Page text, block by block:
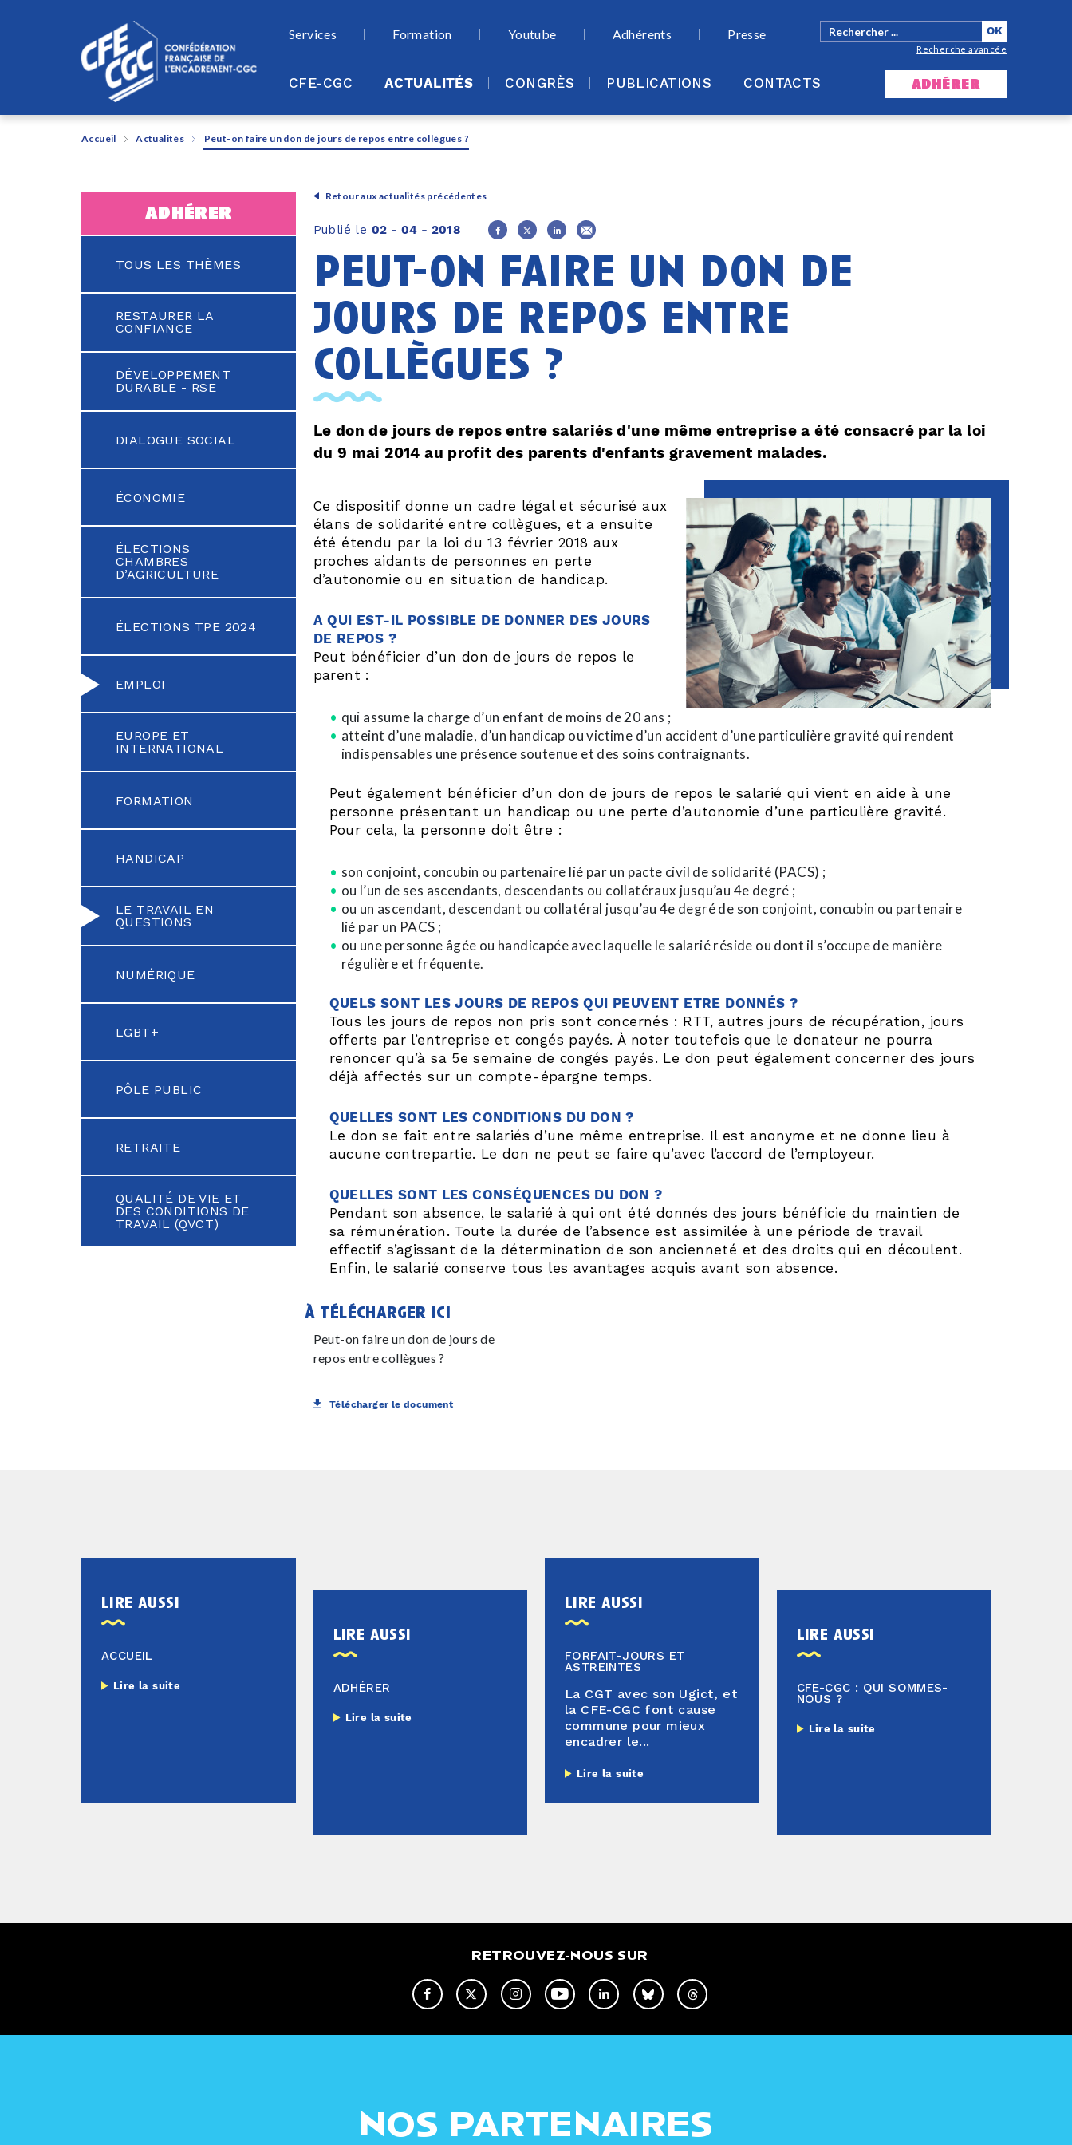
Recherche avancée
CFE-CGC ACTUALITÉS CONGRÈS PUBLICATIONS CONTACTS adhérer
Services Formation Youtube Adhérents Presse
Accueil Actualités Peut-on faire un don de jours de repos entre collègues ?
adhérer
TOUS LES THÈMES
RESTAURER LA
CONFIANCE
DÉVELOPPEMENT
DURABLE - RSE
DIALOGUE SOCIAL
ÉCONOMIE
ÉLECTIONS
CHAMBRES
D’AGRICULTURE
ÉLECTIONS TPE 2024
EMPLOI
EUROPE ET
INTERNATIONAL
FORMATION
HANDICAP
LE TRAVAIL EN
QUESTIONS
NUMÉRIQUE
LGBT+
PÔLE PUBLIC
RETRAITE
QUALITÉ DE VIE ET
DES CONDITIONS DE
TRAVAIL (QVCT)
Retour aux actualités précédentes
Publié le 02 - 04 - 2018
peut-on faire un don de
jours de repos entre
collègues ?
Le don de jours de repos entre salariés d'une même entreprise a été consacré par la loi
du 9 mai 2014 au profit des parents d'enfants gravement malades.
Ce dispositif donne un cadre légal et sécurisé aux
élans de solidarité entre collègues, et a ensuite
été étendu par la loi du 13 février 2018 aux
proches aidants de personnes en perte
d’autonomie ou en situation de handicap.
A QUI EST-IL POSSIBLE DE DONNER DES JOURS
DE REPOS ?
Peut bénéficier d’un don de jours de repos le
parent :
qui assume la charge d’un enfant de moins de 20 ans ;
atteint d’une maladie, d’un handicap ou victime d’un accident d’une particulière gravité qui rendent
indispensables une présence soutenue et des soins contraignants.
Peut également bénéficier d’un don de jours de repos le salarié qui vient en aide à une
personne présentant un handicap ou une perte d’autonomie d’une particulière gravité.
Pour cela, la personne doit être :
son conjoint, concubin ou partenaire lié par un pacte civil de solidarité (PACS) ;
ou l’un de ses ascendants, descendants ou collatéraux jusqu’au 4e degré ;
ou un ascendant, descendant ou collatéral jusqu’au 4e degré de son conjoint, concubin ou partenaire
lié par un PACS ;
ou une personne âgée ou handicapée avec laquelle le salarié réside ou dont il s’occupe de manière
régulière et fréquente.
QUELS SONT LES JOURS DE REPOS QUI PEUVENT ETRE DONNÉS ?
Tous les jours de repos non pris sont concernés : RTT, autres jours de récupération, jours
offerts par l’entreprise et congés payés. À noter toutefois que le donateur ne pourra
renoncer qu’à sa 5e semaine de congés payés. Le don peut également concerner des jours
déjà affectés sur un compte-épargne temps.
QUELLES SONT LES CONDITIONS DU DON ?
Le don se fait entre salariés d’une même entreprise. Il est anonyme et ne donne lieu à
aucune contrepartie. Le don ne peut se faire qu’avec l’accord de l’employeur.
QUELLES SONT LES CONSÉQUENCES DU DON ?
Pendant son absence, le salarié à qui ont été donnés des jours bénéficie du maintien de
sa rémunération. Toute la durée de l’absence est assimilée à une période de travail
effectif s’agissant de la détermination de son ancienneté et des droits qui en découlent.
Enfin, le salarié conserve tous les avantages acquis avant son absence.
à télécharger ici
Peut-on faire un don de jours de
repos entre collègues ?
Télécharger le document
lire aussi
ACCUEIL
Lire la suite
lire aussi
ADHÉRER
Lire la suite
lire aussi
FORFAIT-JOURS ET
ASTREINTES
La CGT avec son Ugict, et
la CFE-CGC font cause
commune pour mieux
encadrer le...
Lire la suite
lire aussi
CFE-CGC : QUI SOMMES-
NOUS ?
Lire la suite
RETROUVEZ-NOUS SUR
NOS PARTENAIRES